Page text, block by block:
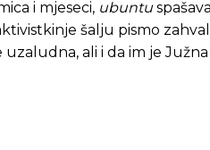
i mjeseci, ubuntu
šalju pismo
ali i da im je